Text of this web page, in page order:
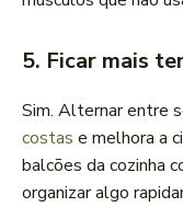
5. Ficar mais
Sim. Alternar entre
costas e melhora a
balcões da cozinha
organizar algo